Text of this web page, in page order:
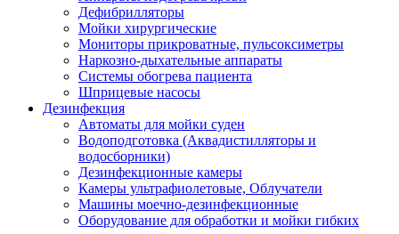
Дефибрилляторы
Мойки хирургические
Мониторы прикроватные, пульсоксиметры
Наркозно-дыхательные аппараты
Системы обогрева пациента
Шприцевые насосы
Дезинфекция
Автоматы для мойки суден
Водоподготовка (Аквадистилляторы и
водосборники)
Дезинфекционные камеры
Камеры ультрафиолетовые, Облучатели
Машины моечно-дезинфекционные
Оборудование для обработки и мойки гибких